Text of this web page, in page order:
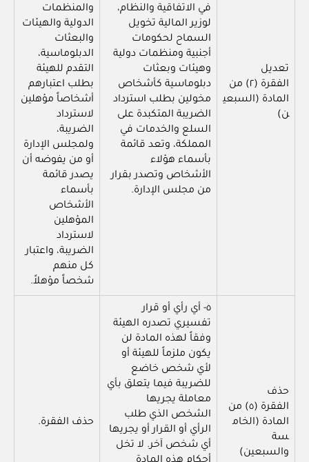
تعديل
الفقرة (٢) من
المادة (السبعي
ن)
في الاتفاقية والنظام،
لوزير المالية تخويل
السماح لحكومات
أجنبية ومنظمات دولية
وهيئات وبعثات
دبلوماسية كأشخاص
مخولين بطلب استرداد
الضريبة المتكبدة على
السلع والخدمات في
المملكة، وتعد قائمة
بأسماء هؤلاء
الأشخاص وتصدر بقرار
من مجلس الإدارة.
والمنظمات
الدولية والهيئات
والبعثات
الدبلوماسية،
التقدم للهيئة
بطلب اعتبارهم
أشخاصاً مؤهلين
لاسترداد
الضريبة،
ولمجلس الإدارة
أو من يفوضه أن
يصدر قائمة
بأسماء
الأشخاص
المؤهلين
لاسترداد
الضريبة، واعتبار
كل منهم
شخصاً مؤهلاً.
حذف
الفقرة (٥) من
المادة (الخام
سة
والسبعين)
٥- أي رأي أو قرار
تفسيري تصدره الهيئة
وفقاً لهذه المادة لن
يكون ملزماً للهيئة أو
لأي شخص خاضع
للضريبة فيما يتعلق بأي
معاملة يجريها
الشخص الذي طلب
الرأي أو القرار أو يجريها
أي شخص آخر. لا تخل
حذف الفقرة.